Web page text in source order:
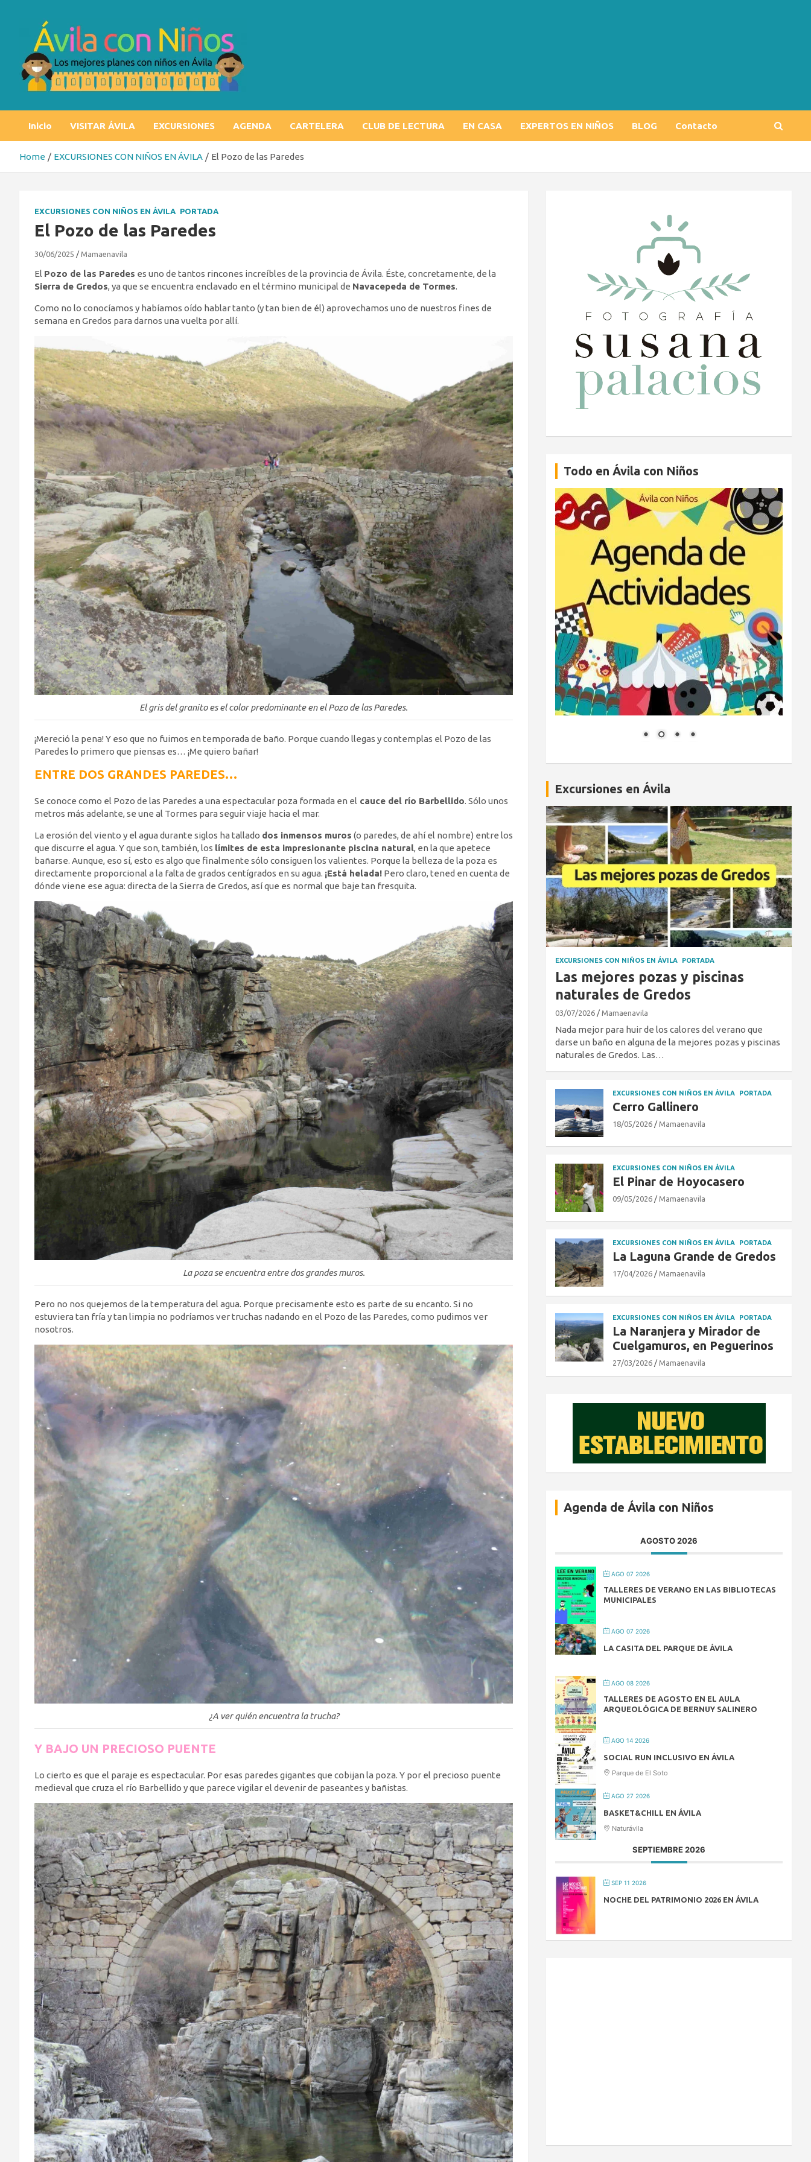
Inicio VISITAR ÁVILA EXCURSIONES AGENDA CARTELERA CLUB DE LECTURA EN CASA EXPERTOS EN NIÑOS BLOG Contacto
Home EXCURSIONES CON NIÑOS EN ÁVILA El Pozo de las Paredes
EXCURSIONES CON NIÑOS EN ÁVILA PORTADA
El Pozo de las Paredes
30/06/2025 Mamaenavila
El Pozo de las Paredes es uno de tantos rincones increíbles de la provincia de Ávila. Éste, concretamente, de la
Sierra de Gredos, ya que se encuentra enclavado en el término municipal de Navacepeda de Tormes.
Como no lo conocíamos y habíamos oído hablar tanto (y tan bien de él) aprovechamos uno de nuestros fines de
semana en Gredos para darnos una vuelta por allí.
El gris del granito es el color predominante en el Pozo de las Paredes.
¡Mereció la pena! Y eso que no fuimos en temporada de baño. Porque cuando llegas y contemplas el Pozo de las
Paredes lo primero que piensas es… ¡Me quiero bañar!
ENTRE DOS GRANDES PAREDES…
Se conoce como el Pozo de las Paredes a una espectacular poza formada en el cauce del río Barbellido. Sólo unos
metros más adelante, se une al Tormes para seguir viaje hacia el mar.
La erosión del viento y el agua durante siglos ha tallado dos inmensos muros (o paredes, de ahí el nombre) entre los
que discurre el agua. Y que son, también, los límites de esta impresionante piscina natural, en la que apetece
bañarse. Aunque, eso sí, esto es algo que finalmente sólo consiguen los valientes. Porque la belleza de la poza es
directamente proporcional a la falta de grados centígrados en su agua. ¡Está helada! Pero claro, tened en cuenta de
dónde viene ese agua: directa de la Sierra de Gredos, así que es normal que baje tan fresquita.
La poza se encuentra entre dos grandes muros.
Pero no nos quejemos de la temperatura del agua. Porque precisamente esto es parte de su encanto. Si no
estuviera tan fría y tan limpia no podríamos ver truchas nadando en el Pozo de las Paredes, como pudimos ver
nosotros.
¿A ver quién encuentra la trucha?
Y BAJO UN PRECIOSO PUENTE
Lo cierto es que el paraje es espectacular. Por esas paredes gigantes que cobijan la poza. Y por el precioso puente
medieval que cruza el río Barbellido y que parece vigilar el devenir de paseantes y bañistas.
Todo en Ávila con Niños
Excursiones en Ávila
EXCURSIONES CON NIÑOS EN ÁVILA PORTADA
Las mejores pozas y piscinas
naturales de Gredos
03/07/2026 Mamaenavila
Nada mejor para huir de los calores del verano que
darse un baño en alguna de la mejores pozas y piscinas
naturales de Gredos. Las…
EXCURSIONES CON NIÑOS EN ÁVILA PORTADA
Cerro Gallinero
18/05/2026 Mamaenavila
EXCURSIONES CON NIÑOS EN ÁVILA
El Pinar de Hoyocasero
09/05/2026 Mamaenavila
EXCURSIONES CON NIÑOS EN ÁVILA PORTADA
La Laguna Grande de Gredos
17/04/2026 Mamaenavila
EXCURSIONES CON NIÑOS EN ÁVILA PORTADA
La Naranjera y Mirador de
Cuelgamuros, en Peguerinos
27/03/2026 Mamaenavila
Agenda de Ávila con Niños
AGOSTO 2026
AGO 07 2026
TALLERES DE VERANO EN LAS BIBLIOTECAS
MUNICIPALES
AGO 07 2026
LA CASITA DEL PARQUE DE ÁVILA
AGO 08 2026
TALLERES DE AGOSTO EN EL AULA
ARQUEOLÓGICA DE BERNUY SALINERO
AGO 14 2026
SOCIAL RUN INCLUSIVO EN ÁVILA
Parque de El Soto
AGO 27 2026
BASKET&CHILL EN ÁVILA
Naturávila
SEPTIEMBRE 2026
SEP 11 2026
NOCHE DEL PATRIMONIO 2026 EN ÁVILA